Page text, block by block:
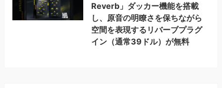
Reverb」ダッカー機能を搭載
し、原音の明瞭さを保ちながら
空間を表現するリバーブプラグ
イン（通常39ドル）が無料